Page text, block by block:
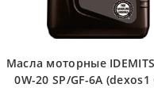
Масла моторные
0W-20 SP/GF-6A (dexos1